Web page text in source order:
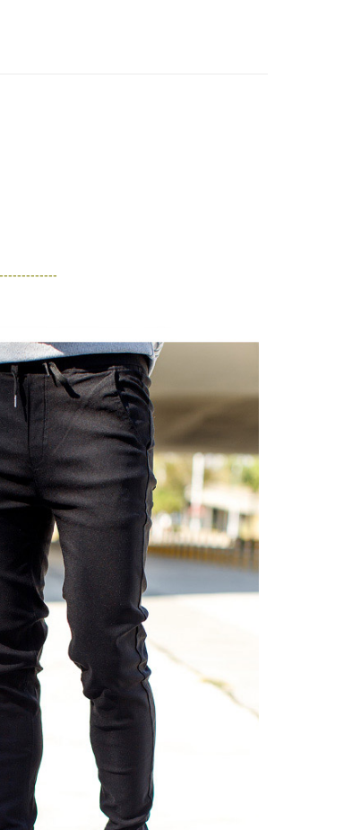
成當下不需立刻繳費，但若您需要取消訂單，請聯
經商家同意取消之訂單仍視為有效，需透過AFTEE
AFTEE先享後付 」之結帳頁面顯示為準，若有關於
需取消欲退款等相關疑問，請聯繫「AFTEE先享後
份有限公司提供之「AFTEE先享後付」服務完成之
股份有限公司。
#terms3
，若未經同意申辦者引起之損失，本公司不負相關責
享後付」時，將依據個別帳號之用戶狀況，依本公司
上限額度；若仍有額度不足之情形，本公司將視審查
份認證。
個帳號或使用他人資訊註冊。若發現惡意使用之情
限公司將有權停止該用戶之使用額度並採取法律行
含以上)免運費